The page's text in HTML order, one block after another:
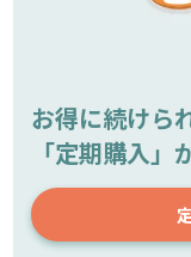
お得に続けら
「定期購入」